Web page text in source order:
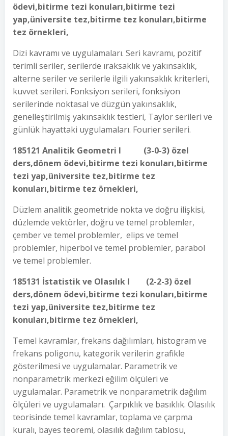
ödevi,bitirme tezi konuları,bitirme tezi
yap,üniversite tez,bitirme tez konuları,bitirme
tez örnekleri,
Dizi kavramı ve uygulamaları. Seri kavramı, pozitif
terimli seriler, serilerde ıraksaklık ve yakınsaklık,
alterne seriler ve serilerle ilgili yakınsaklık kriterleri,
kuvvet serileri. Fonksiyon serileri, fonksiyon
serilerinde noktasal ve düzgün yakınsaklık,
genelleştirilmiş yakınsaklık testleri, Taylor serileri ve
günlük hayattaki uygulamaları. Fourier serileri.
185121 Analitik Geometri I (3-0-3) özel
ders,dönem ödevi,bitirme tezi konuları,bitirme
tezi yap,üniversite tez,bitirme tez
konuları,bitirme tez örnekleri,
Düzlem analitik geometride nokta ve doğru ilişkisi,
düzlemde vektörler, doğru ve temel problemler,
çember ve temel problemler, elips ve temel
problemler, hiperbol ve temel problemler, parabol
ve temel problemler.
185131 İstatistik ve Olasılık I (2-2-3) özel
ders,dönem ödevi,bitirme tezi konuları,bitirme
tezi yap,üniversite tez,bitirme tez
konuları,bitirme tez örnekleri,
Temel kavramlar, frekans dağılımları, histogram ve
frekans poligonu, kategorik verilerin grafikle
gösterilmesi ve uygulamalar. Parametrik ve
nonparametrik merkezi eğilim ölçüleri ve
uygulamalar. Parametrik ve nonparametrik dağılım
ölçüleri ve uygulamaları. Çarpıklık ve basıklık. Olasılık
teorisinde temel kavramlar, toplama ve çarpma
kuralı, bayes teoremi, olasılık dağılım tablosu,